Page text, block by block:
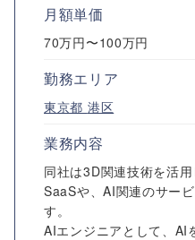
月額単価
70万円〜100万円
勤務エリア
東京都 港区
業務内容
同社は3D関連技術を活
SaaSや、AI関連のサー
す。
AIエンジニアとして、AI